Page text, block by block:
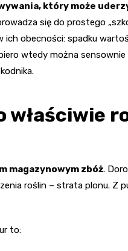
który może
się do prostego
ich obecności: spadku
wtedy można
magazynowym zbóż.
roślin – strata plonu. Z
to: